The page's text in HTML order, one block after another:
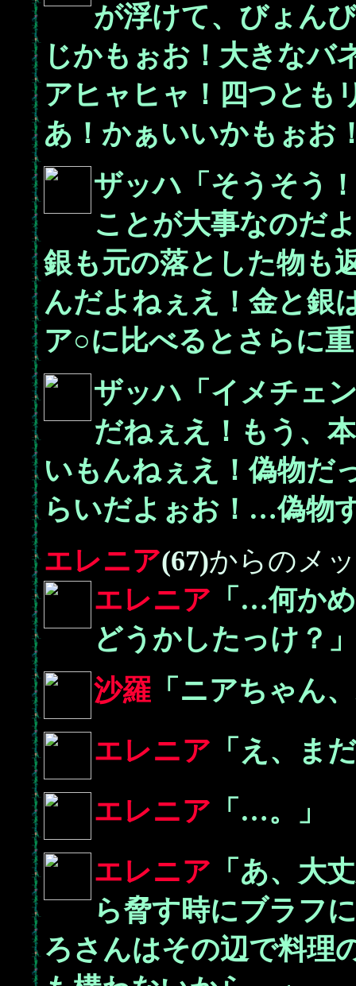
が浮けて、びょん
じかもぉお！大きなバ
アヒャヒャ！四つとも
あ！かぁいいかもぉお
ザッハ「そうそう
ことが大事なのだ
銀も元の落とした物も
んだよねぇえ！金と銀
ア○に比べるとさらに
ザッハ「イメチェ
だねぇえ！もう、
いもんねぇえ！偽物だ
らいだよぉお！…偽物
エレニア(67)からのメ
エレニア 「…何か
どうかしたっけ？」
沙羅 「ニアちゃん
エレニア 「え、ま
エレニア 「…。」
エレニア 「あ、大
ら脅す時にブラフ
ろさんはその辺で料理